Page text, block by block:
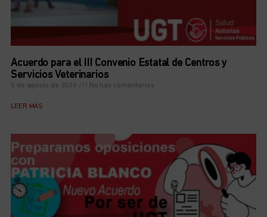
Acuerdo para el III Convenio Estatal de Centros y
Servicios Veterinarios
5 de agosto de 2026 No hay comentarios
LEER MÁS